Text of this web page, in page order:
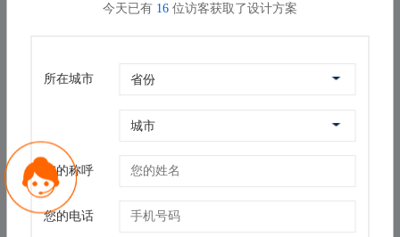
长度（mm）
宽度（mm）
高度（mm）
性能
制冷量(KW)
水源工况：356~1455；地源工况：351~1443
今天已有 16 位访客获取了设计方案
所在城市
您的称呼
您的电话